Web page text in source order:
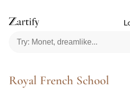
Royal French School